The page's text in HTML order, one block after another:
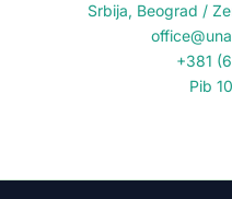
Srbija, Beograd /
+381
Pib